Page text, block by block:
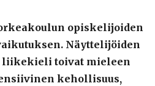
opiskelijoiden
Näyttelijöiden
liikekieli toivat mieleen
kehollisuus,